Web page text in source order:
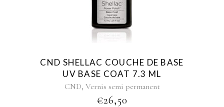
CND SHELLAC COUCHE DE BASE
UV BASE COAT 7.3 ML
CND, Vernis semi permanent
€26,50